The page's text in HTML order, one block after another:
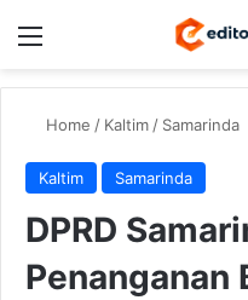
Menu
Home / Kaltim/ Samarinda
Kaltim Samarinda
DPRD
Penanganan